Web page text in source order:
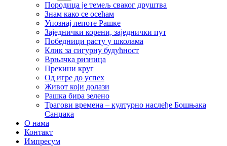
Породица је темељ сваког друштва
Знам како се осећам
Упознај лепоте Рашке
Заједнички корени, заједнички пут
Победници расту у школама
Клик за сигурну будућност
Врњачка ризница
Прекини круг
Од игре до успех
Живот који долази
Рашка бира зелено
Трагови времена – културно наслеђе Бошњака
Санџака
О нама
Контакт
Импресум